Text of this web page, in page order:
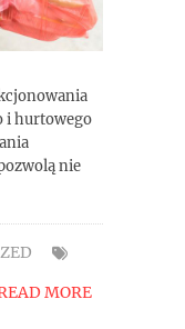
i hurtowego
nie
MORE